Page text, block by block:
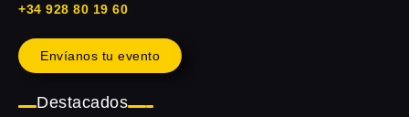
+34 928 80 19 60
Envíanos tu evento
Destacados